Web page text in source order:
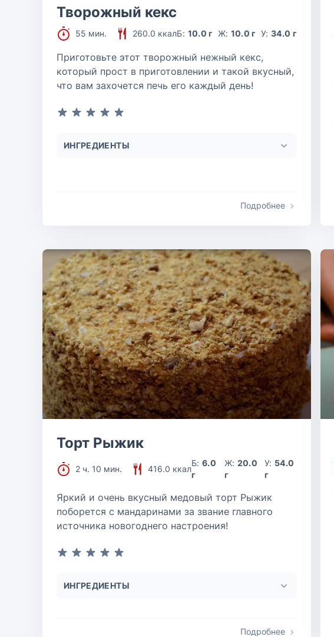
Творожный кекс
55 мин. 260.0 ккалБ: 10.0 г Ж: 10.0 г У: 34.0 г
Приготовьте этот творожный нежный кекс,
который прост в приготовлении и такой вкусный,
что вам захочется печь его каждый день!
ИНГРЕДИЕНТЫ
Подробнее
Торт Рыжик
2 ч. 10 мин. 416.0 ккал
Б:6.0
г
Ж: 20.0
г
У: 54.0
г
Яркий и очень вкусный медовый торт Рыжик
поборется с мандаринами за звание главного
источника новогоднего настроения!
ИНГРЕДИЕНТЫ
Подробнее